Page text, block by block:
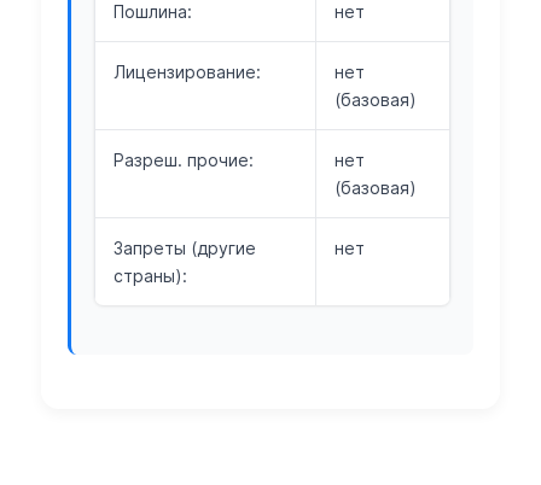
Пошлина: нет
Лицензирование:
нет
(базовая)
Разреш. прочие:
нет
(базовая)
Запреты (другие
страны):
нет